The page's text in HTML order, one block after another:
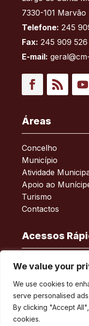
We value your
We use cookies to
serve personalised
By clicking "Accept
cookies.
7330-101 Marvão
Telefone: 245
Fax: 245 909 526
E-mail:
Áreas
Concelho
Município
Atividade
Apoio ao
Turismo
Contactos
Acessos
Acessibilidade
Política de
ERSAR –
A minha Rua
Boletim Municipal